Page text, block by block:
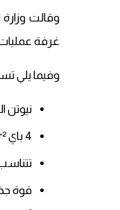
وقالت وزارة
غرفة عمليات
وفيما يلي تسريب اجابات
نيوتن
4 باي r² / r²
قوة